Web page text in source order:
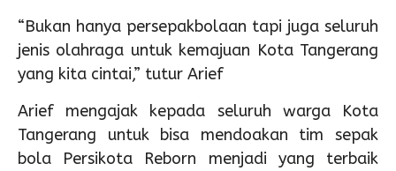
“Bukan hanya persepakbolaan tapi juga seluruh
jenis olahraga untuk kemajuan Kota Tangerang
yang kita cintai,” tutur Arief
Arief mengajak kepada seluruh warga Kota
Tangerang untuk bisa mendoakan tim sepak
bola Persikota Reborn menjadi yang terbaik